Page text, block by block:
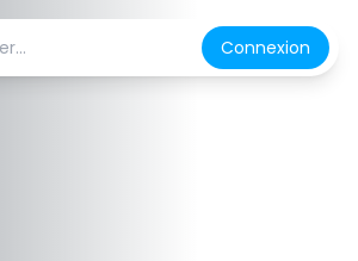
Connexion